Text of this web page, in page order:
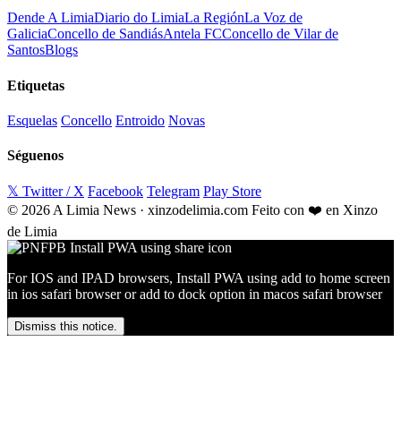
Dende A LimiaDiario do LimiaLa RegiónLa Voz de
GaliciaConcello de SandiásAntela FCConcello de Vilar de
SantosBlogs
Etiquetas
Esquelas Concello Entroido Novas
Séguenos
𝕏 Twitter / X Facebook Telegram Play Store
© 2026 A Limia News · xinzodelimia.com Feito con ❤️ en Xinzo
de Limia
For IOS and IPAD browsers, Install PWA using add to home screen
in ios safari browser or add to dock option in macos safari browser
Dismiss this notice.